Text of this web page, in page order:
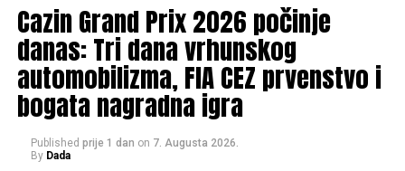
Cazin Grand Prix 2026 počinje
danas: Tri dana vrhunskog
automobilizma, FIA CEZ prvenstvo i
bogata nagradna igra
Published prije 1 dan on 7. Augusta 2026.
By Dada